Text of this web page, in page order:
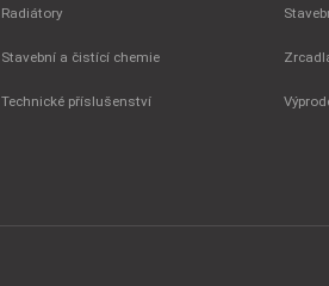
Radiátory
Stavební a čistící chemie
Technické příslušenství